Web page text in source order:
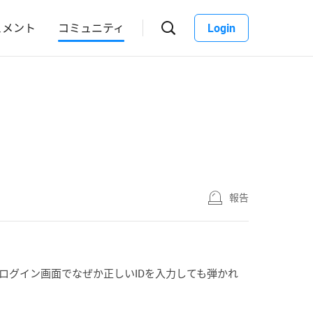
ント コミュニティ Login
報告
イン画面でなぜか正しいIDを入力しても弾かれ